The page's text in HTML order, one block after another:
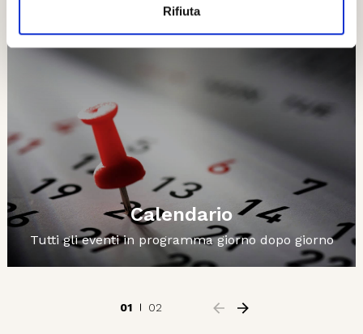
Rifiuta
Calendario
Tutti gli eventi in programma giorno dopo giorno
01 02